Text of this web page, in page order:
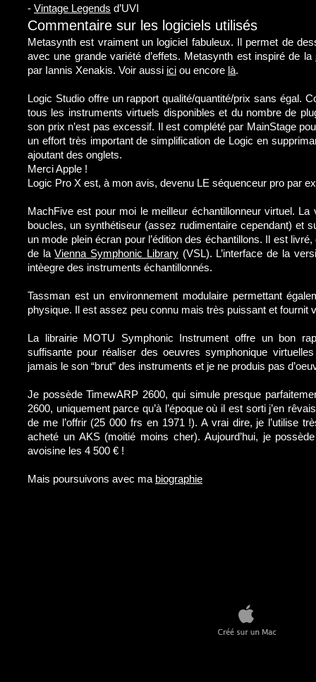
- Vintage Legends d’UVI
Commentaire sur les logiciels utilisés
Metasynth est vraiment un logiciel fabuleux. Il permet de
avec une grande variété d’effets. Metasynth est inspiré de la
par Iannis Xenakis. Voir aussi ici ou encore là.
Logic Studio offre un rapport qualité/quantité/prix sans égal.
tous les instruments virtuels disponibles et du nombre de
son prix n’est pas excessif. Il est complété par MainStage
un effort très important de simplification de Logic en
ajoutant des onglets.
Merci Apple !
Logic Pro X est, à mon avis, devenu LE séquenceur pro par
MachFive est pour moi le meilleur échantillonneur virtuel.
boucles, un synthétiseur (assez rudimentaire cependant) et
un mode plein écran pour l’édition des échantillons. Il est
de laVienna Symphonic Library(VSL). L’interface de la
intèegre des instruments échantillonnés.
Tassman est un environnement modulaire permettant
physique. Il est assez peu connu mais très puissant et fournit
La librairie MOTU Symphonic Instrument offre un bon
suffisante pour réaliser des oeuvres symphonique
jamais le son “brut” des instruments et je ne produis pas
Je possède TimewARP 2600, qui simule presque
2600, uniquement parce qu’à l’époque où il est sorti j’en
de me l’offrir (25 000 frs en 1971 !). A vrai dire, je l’utilise
acheté un AKS (moitié moins cher). Aujourd’hui, je
avoisine les 4 500 € !
Mais poursuivons avec ma biographie